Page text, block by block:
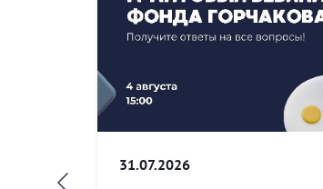
31.07.2026